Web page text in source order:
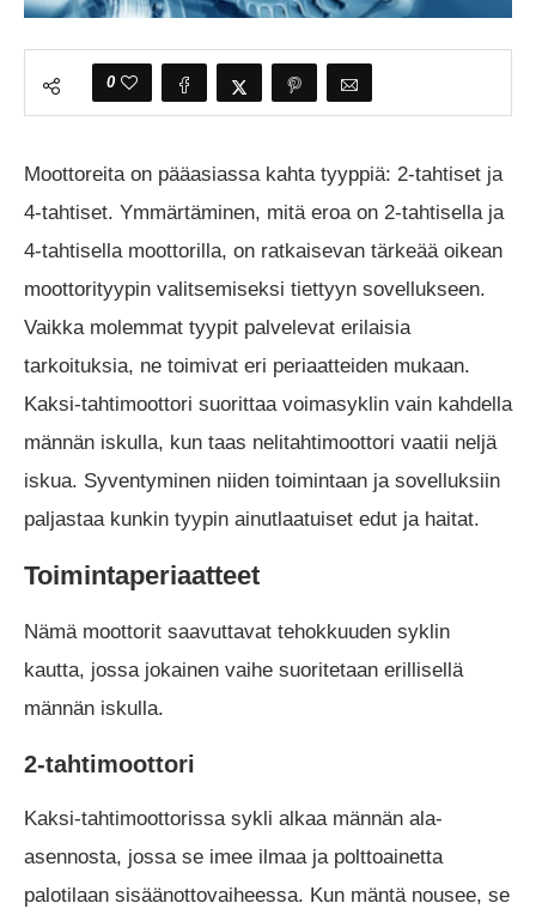
0
Moottoreita on pääasiassa kahta tyyppiä: 2-tahtiset ja
4-tahtiset. Ymmärtäminen, mitä eroa on 2-tahtisella ja
4-tahtisella moottorilla, on ratkaisevan tärkeää oikean
moottorityypin valitsemiseksi tiettyyn sovellukseen.
Vaikka molemmat tyypit palvelevat erilaisia
tarkoituksia, ne toimivat eri periaatteiden mukaan.
Kaksi-tahtimoottori suorittaa voimasyklin vain kahdella
männän iskulla, kun taas nelitahtimoottori vaatii neljä
iskua. Syventyminen niiden toimintaan ja sovelluksiin
paljastaa kunkin tyypin ainutlaatuiset edut ja haitat.
Toimintaperiaatteet
Nämä moottorit saavuttavat tehokkuuden syklin
kautta, jossa jokainen vaihe suoritetaan erillisellä
männän iskulla.
2-tahtimoottori
Kaksi-tahtimoottorissa sykli alkaa männän ala-
asennosta, jossa se imee ilmaa ja polttoainetta
palotilaan sisäänottovaiheessa. Kun mäntä nousee, se